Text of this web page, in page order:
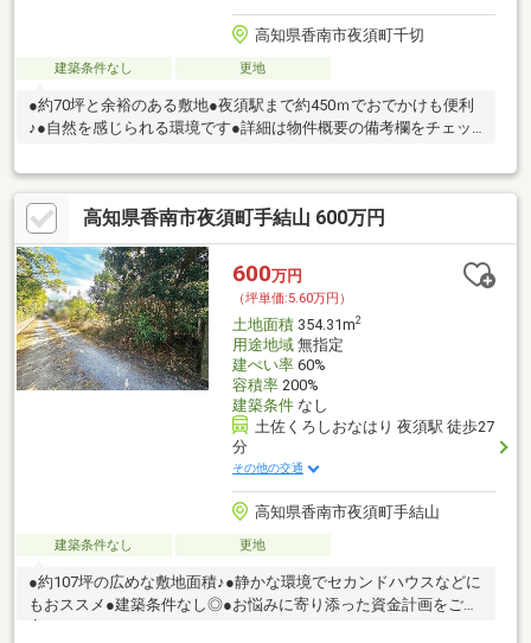
高知県香南市夜須町千切
建築条件なし 更地
●約70坪と余裕のある敷地●夜須駅まで約450ｍでおでかけも便利
♪●自然を感じられる環境です●詳細は物件概要の備考欄をチェッ
高知県香南市夜須町手結山 600万円
600万円
（坪単価:5.60万円）
土地面積354.31m2
用途地域無指定
建ぺい率60%
容積率200%
建築条件なし
土佐くろしおなはり 夜須駅 徒歩27
分
その他の交通
高知県香南市夜須町手結山
建築条件なし 更地
●約107坪の広めな敷地面積♪●静かな環境でセカンドハウスなどに
もおススメ●建築条件なし◎●お悩みに寄り添った資金計画をご提